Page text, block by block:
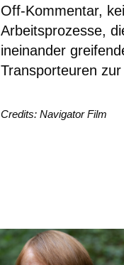
Off-Kommentar,
Arbeitsprozesse,
ineinander
Transporteuren
Credits: Navigator Film